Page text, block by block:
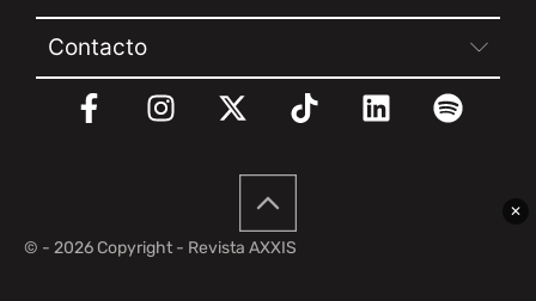
✕
Contacto
© - 2026 Copyright - Revista AXXIS